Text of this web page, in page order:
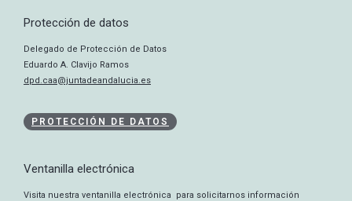
Protección de datos
Delegado de Protección de Datos
Eduardo A. Clavijo Ramos
dpd.caa@juntadeandalucia.es
PROTECCIÓN DE DATOS
Ventanilla electrónica
Visita nuestra ventanilla electrónica para solicitarnos información